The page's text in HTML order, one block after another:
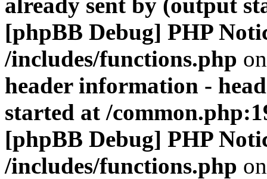
[phpBB Debug] PHP
/includes/functions.php
header information -
started at /
[phpBB Debug] PHP
/includes/functions.php